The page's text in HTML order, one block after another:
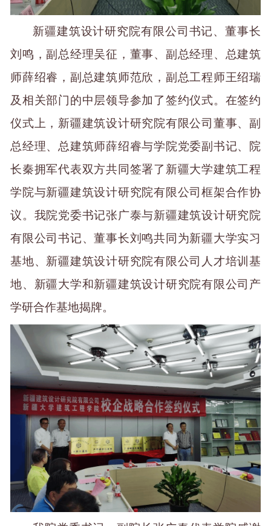
新疆建筑设计研究院有限公司书记、董事长
刘鸣 ，副总经理吴征， 董事、副总经理 、总建筑
师薛绍睿 ，副总建筑师范欣，副总工程师王绍瑞
及相关部门的中层领导参加了签约仪式。 在签约
仪式上，新疆建筑设计研究院有限公司董事、副
总经理、总建筑师薛绍睿与学院党委副书记、院
长秦拥军代表双方共同签署了新疆大学建筑工程
学院与新疆建筑设计研究院有限公司框架合作协
议。 我院党委书记张广泰与新疆建筑设计研究院
有限公司书记、董事长刘鸣共同 为新疆大学实习
基地、新疆建筑设计研究院有限公司人才培训基
地、新疆大学和新疆建筑设计研究院有限公司产
学研合作基地揭牌。